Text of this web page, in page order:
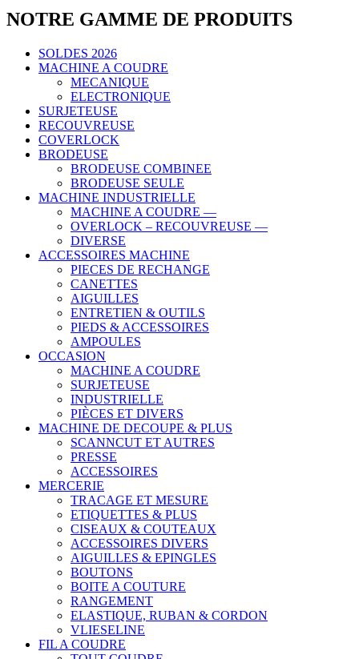
NOTRE GAMME DE PRODUITS
SOLDES 2026
MACHINE A COUDRE
MECANIQUE
ELECTRONIQUE
SURJETEUSE
RECOUVREUSE
COVERLOCK
BRODEUSE
BRODEUSE COMBINEE
BRODEUSE SEULE
MACHINE INDUSTRIELLE
MACHINE A COUDRE —
OVERLOCK – RECOUVREUSE —
DIVERSE
ACCESSOIRES MACHINE
PIECES DE RECHANGE
CANETTES
AIGUILLES
ENTRETIEN & OUTILS
PIEDS & ACCESSOIRES
AMPOULES
OCCASION
MACHINE A COUDRE
SURJETEUSE
INDUSTRIELLE
PIÈCES ET DIVERS
MACHINE DE DECOUPE & PLUS
SCANNCUT ET AUTRES
PRESSE
ACCESSOIRES
MERCERIE
TRACAGE ET MESURE
ETIQUETTES & PLUS
CISEAUX & COUTEAUX
ACCESSOIRES DIVERS
AIGUILLES & EPINGLES
BOUTONS
BOITE A COUTURE
RANGEMENT
ELASTIQUE, RUBAN & CORDON
VLIESELINE
FIL A COUDRE